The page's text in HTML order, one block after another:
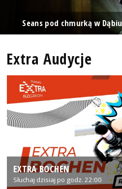
Seans pod chmurką w Dąbiu
Extra Audycje
EXTRA BOCHEN
Słuchaj dzisiaj po godz. 22:00